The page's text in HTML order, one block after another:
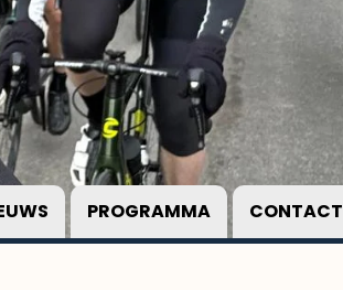
PROGRAMMA CONTACT